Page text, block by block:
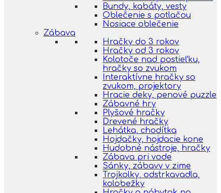
Bundy, kabáty, vesty
Oblečenie s potlačou
Nosiace oblečenie
Zábava
Hračky do 3 rokov
Hračky od 3 rokov
Kolotoče nad postieľku,
hračky so zvukom
Interaktívne hračky so
zvukom, projektory
Hracie deky, penové puzzle
Zábavné hry
Plyšové hračky
Drevené hračky
Lehátka, chodítka
Hojdačky, hojdacie kone
Hudobné nástroje, hračky
Zábava pri vode
Sánky, zábavy v zime
Trojkolky, odstrkavadla,
kolobežky